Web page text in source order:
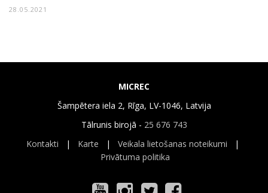
28.05.2021
MICREC
Šampētera iela 2, Rīga, LV-1046, Latvija
Tālrunis birojā - 25 676 743
Kontakti | Karte | Veikala lietošanas noteikumi |
Privātuma politika